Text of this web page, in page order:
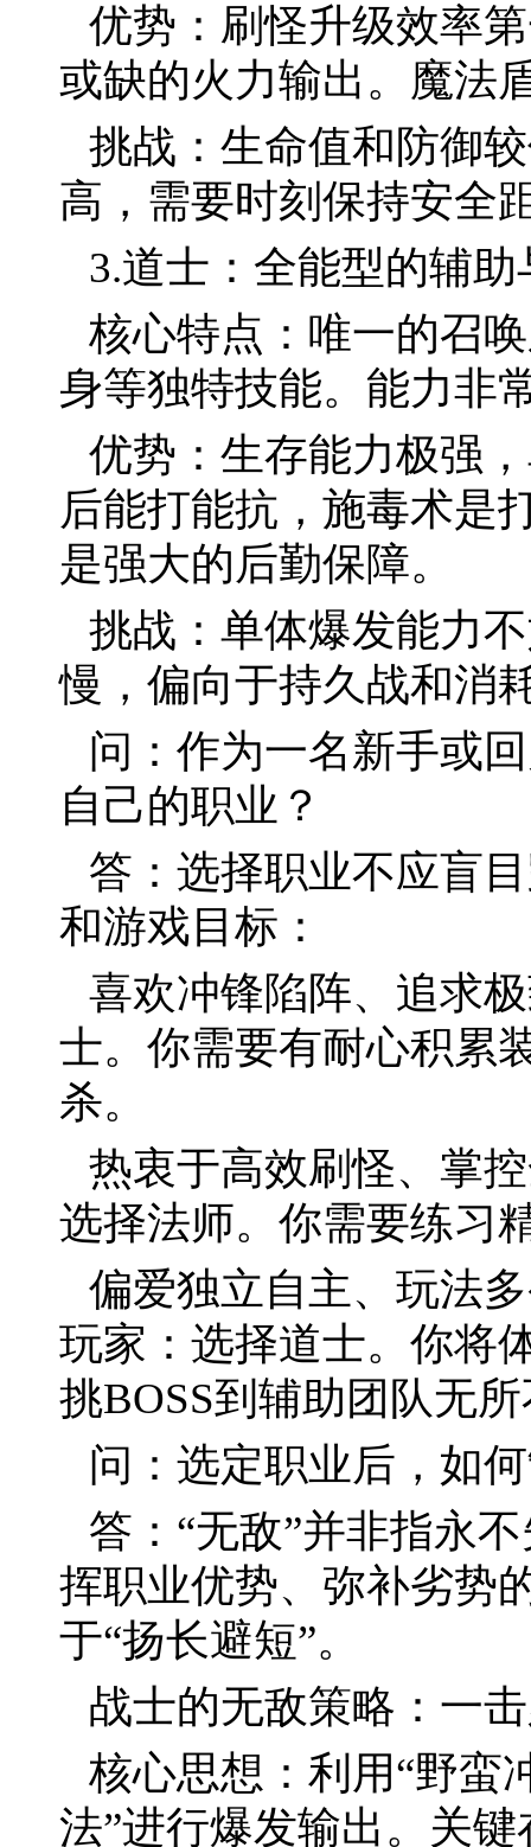
优势：刷怪升级效率
或缺的火力输出。魔法
挑战：生命值和防御
高，需要时刻保持安全
3.道士：全能型的辅
核心特点：唯一的召
身等独特技能。能力非
优势：生存能力极强
后能打能抗，施毒术是
是强大的后勤保障。
挑战：单体爆发能力
慢，偏向于持久战和消
问：作为一名新手或
自己的职业？
答：选择职业不应盲
和游戏目标：
喜欢冲锋陷阵、追求
士。你需要有耐心积累
杀。
热衷于高效刷怪、掌
选择法师。你需要练习
偏爱独立自主、玩法
玩家：选择道士。你将
挑BOSS到辅助团队无
问：选定职业后，如
答：“无敌”并非指永
挥职业优势、弥补劣势
于“扬长避短”。
战士的无敌策略：一
核心思想：利用“野蛮
法”进行爆发输出。关